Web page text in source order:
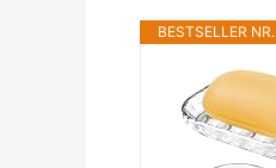
BESTSELLER